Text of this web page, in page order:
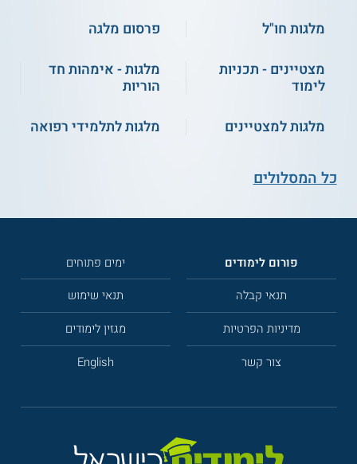
מלגות חו"ל
פרסום מלגה
מצטיינים - תכניות
לימוד
מלגות - אימהות חד
הוריות
מלגות למצטיינים
מלגות לתלמידי רפואה
כל המסלולים
פורום לימודים
ימים פתוחים
תנאי קבלה
תנאי שימוש
מדיניות הפרטיות
מגזין לימודים
צור קשר
English